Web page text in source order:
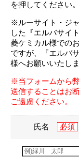
を押してください。
※ルーサイト・ジ
した『エルバサイ
菱ケミカル様での
ですが、『エルバ
様へお願いいたしま
※当フォームから
送信することはお
ご遠慮ください。
氏名